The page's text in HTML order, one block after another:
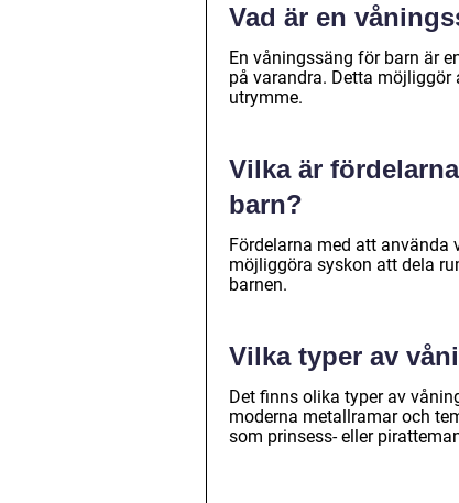
Vad är en
En våningssäng för barn är
på varandra. Detta
utrymme.
Vilka är
barn?
Fördelarna med att använda
möjliggöra syskon att dela
barnen.
Vilka typer av
Det finns olika typer av
moderna metallramar och
som prinsess- eller